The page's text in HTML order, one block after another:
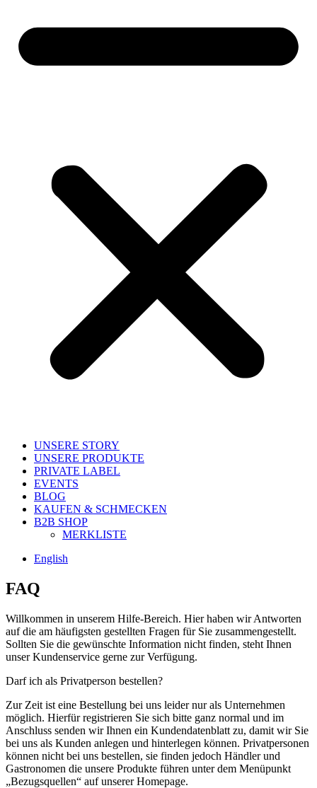
UNSERE STORY
UNSERE PRODUKTE
PRIVATE LABEL
EVENTS
BLOG
KAUFEN & SCHMECKEN
B2B SHOP
MERKLISTE
English
FAQ
Willkommen in unserem Hilfe-Bereich. Hier haben wir Antworten
auf die am häufigsten gestellten Fragen für Sie zusammengestellt.
Sollten Sie die gewünschte Information nicht finden, steht Ihnen
unser Kundenservice gerne zur Verfügung.
Darf ich als Privatperson bestellen?
Zur Zeit ist eine Bestellung bei uns leider nur als Unternehmen
möglich. Hierfür registrieren Sie sich bitte ganz normal und im
Anschluss senden wir Ihnen ein Kundendatenblatt zu, damit wir Sie
bei uns als Kunden anlegen und hinterlegen können. Privatpersonen
können nicht bei uns bestellen, sie finden jedoch Händler und
Gastronomen die unsere Produkte führen unter dem Menüpunkt
„Bezugsquellen“ auf unserer Homepage.